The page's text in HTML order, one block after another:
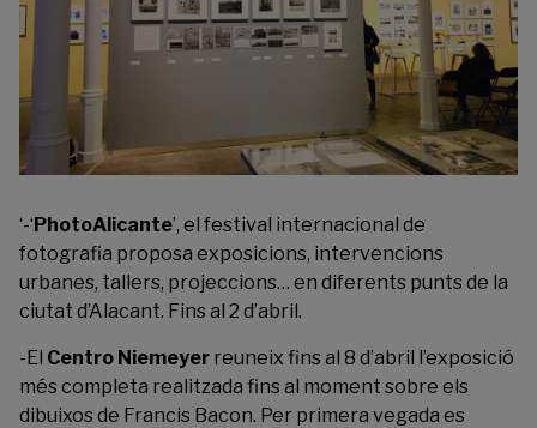
‘-‘PhotoAlicante’, el festival internacional de
fotografia proposa exposicions, intervencions
urbanes, tallers, projeccions… en diferents punts de la
ciutat d’Alacant. Fins al 2 d’abril.
-El Centro Niemeyer reuneix fins al 8 d’abril l’exposició
més completa realitzada fins al moment sobre els
dibuixos de Francis Bacon. Per primera vegada es